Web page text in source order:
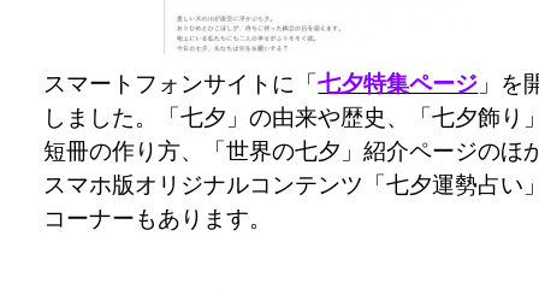
スマートフォンサイトに「七夕特集ページ 」を
しました。「七夕」の由来や歴史、「七夕飾り
短冊の作り方、「世界の七夕」紹介ページのほ
スマホ版オリジナルコンテンツ「七夕運勢占い
コーナーもあります。